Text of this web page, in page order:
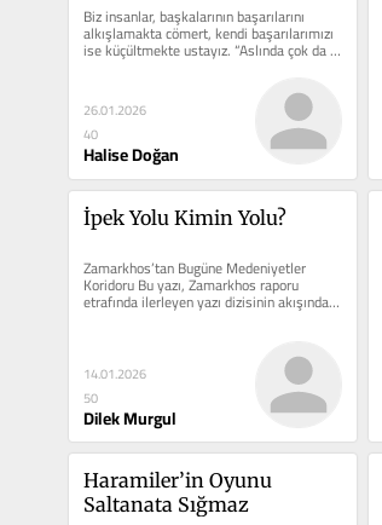
Biz insanlar, başkalarının başarılarını
alkışlamakta cömert, kendi başarılarımızı
ise küçültmekte ustayız. “Aslında çok da
26.01.2026
40
Halise Doğan
İpek Yolu Kimin Yolu?
Zamarkhos’tan Bugüne Medeniyetler
Koridoru Bu yazı, Zamarkhos raporu
etrafında ilerleyen yazı dizisinin akışında,
kaçınılmaz olarak…
14.01.2026
50
Dilek Murgul
Haramiler’in Oyunu
Saltanata Sığmaz